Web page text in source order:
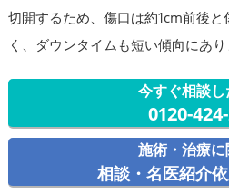
切開するため、傷口は約1cm前後
く、ダウンタイムも短い傾向にあり
今すぐ相談
0120-
施術・治療に
相談・名医紹介